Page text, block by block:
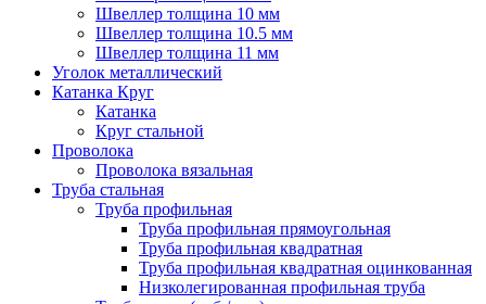
Швеллер толщина 10 мм
Швеллер толщина 10.5 мм
Швеллер толщина 11 мм
Уголок металлический
Катанка Круг
Катанка
Круг стальной
Проволока
Проволока вязальная
Труба стальная
Труба профильная
Труба профильная прямоугольная
Труба профильная квадратная
Труба профильная квадратная оцинкованная
Низколегированная профильная труба